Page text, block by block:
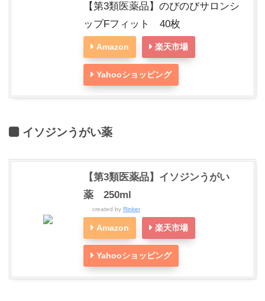
【第3類医薬品】のびのびサロンシ
ップFフィット 40枚
Amazon 楽天市場
Yahooショッピング
イソジンうがい薬
【第3類医薬品】イソジンうがい
薬 250ml
created by Rinker
Amazon 楽天市場
Yahooショッピング